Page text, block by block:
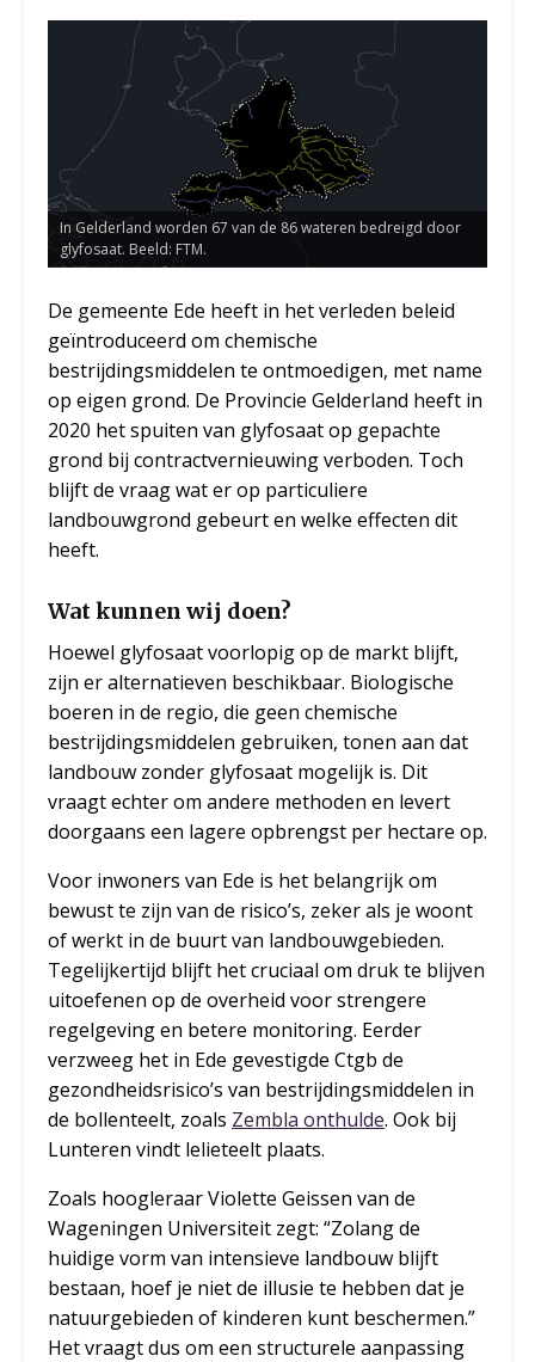
In Gelderland worden 67 van de 86 wateren bedreigd door
glyfosaat. Beeld: FTM.
De gemeente Ede heeft in het verleden beleid
geïntroduceerd om chemische
bestrijdingsmiddelen te ontmoedigen, met name
op eigen grond. De Provincie Gelderland heeft in
2020 het spuiten van glyfosaat op gepachte
grond bij contractvernieuwing verboden. Toch
blijft de vraag wat er op particuliere
landbouwgrond gebeurt en welke effecten dit
heeft.
Wat kunnen wij doen?
Hoewel glyfosaat voorlopig op de markt blijft,
zijn er alternatieven beschikbaar. Biologische
boeren in de regio, die geen chemische
bestrijdingsmiddelen gebruiken, tonen aan dat
landbouw zonder glyfosaat mogelijk is. Dit
vraagt echter om andere methoden en levert
doorgaans een lagere opbrengst per hectare op.
Voor inwoners van Ede is het belangrijk om
bewust te zijn van de risico’s, zeker als je woont
of werkt in de buurt van landbouwgebieden.
Tegelijkertijd blijft het cruciaal om druk te blijven
uitoefenen op de overheid voor strengere
regelgeving en betere monitoring. Eerder
verzweeg het in Ede gevestigde Ctgb de
gezondheidsrisico’s van bestrijdingsmiddelen in
de bollenteelt, zoals Zembla onthulde. Ook bij
Lunteren vindt lelieteelt plaats.
Zoals hoogleraar Violette Geissen van de
Wageningen Universiteit zegt: “Zolang de
huidige vorm van intensieve landbouw blijft
bestaan, hoef je niet de illusie te hebben dat je
natuurgebieden of kinderen kunt beschermen.”
Het vraagt dus om een structurele aanpassing